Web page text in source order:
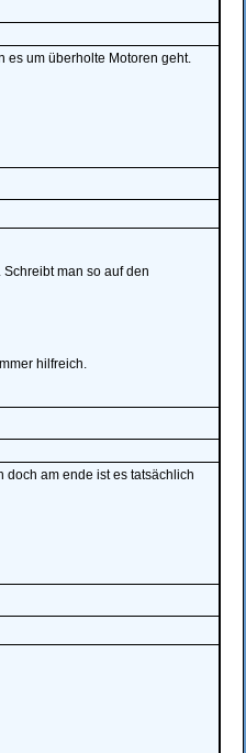
es um überholte Motoren geht.
man so auf den
hilfreich.
doch am ende ist es tatsächlich